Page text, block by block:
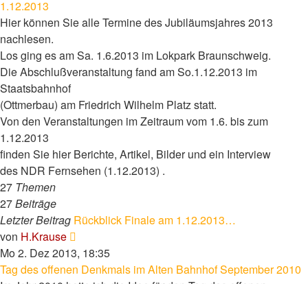
1.12.2013
Hier können Sie alle Termine des Jubiläumsjahres 2013
nachlesen.
Los ging es am Sa. 1.6.2013 im Lokpark Braunschweig.
Die Abschlußveranstaltung fand am So.1.12.2013 im
Staatsbahnhof
(Ottmerbau) am Friedrich Wilhelm Platz statt.
Von den Veranstaltungen im Zeitraum vom 1.6. bis zum
1.12.2013
finden Sie hier Berichte, Artikel, Bilder und ein Interview
des NDR Fernsehen (1.12.2013) .
27 Themen
27Beiträge
Letzter Beitrag Rückblick Finale am 1.12.2013…
von H.Krause
Beitrag
Mo 2. Dez 2013, 18:35
Tag des offenen Denkmals im Alten Bahnhof September 2010